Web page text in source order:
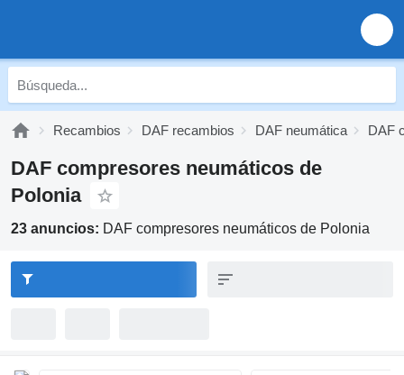
Recambios DAF recambios DAF neumática DAF
DAF compresores neumáticos de
Polonia
23 anuncios: DAF compresores neumáticos de Polonia